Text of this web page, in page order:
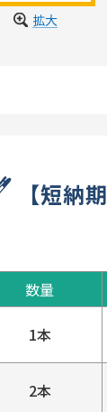
拡大
【短納
数量
1本
2本